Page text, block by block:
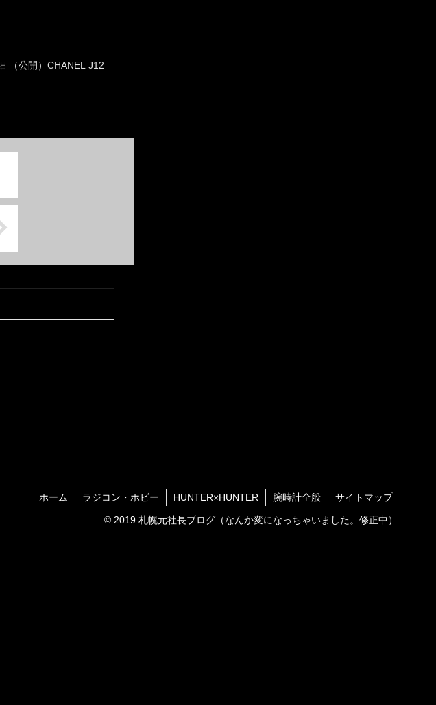
（公開）CHANEL J12
ホーム ラジコン・ホビー HUNTER×HUNTER 腕時計全般 サイトマップ
© 2019 札幌元社長ブログ（なんか変になっちゃいました。修正中）.